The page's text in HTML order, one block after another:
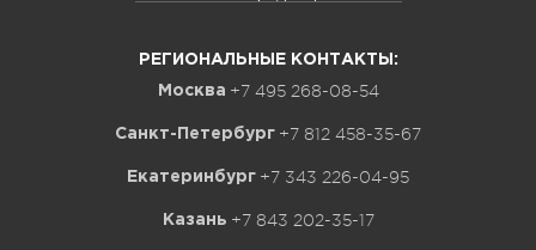
РЕГИОНАЛЬНЫЕ КОНТАКТЫ:
Москва +7 495 268-08-54
Санкт-Петербург +7 812 458-35-67
Екатеринбург +7 343 226-04-95
Казань +7 843 202-35-17